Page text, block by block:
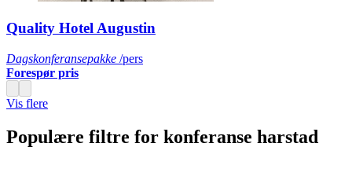
Quality Hotel Augustin
Dagskonferansepakke /pers
Forespør pris
Vis flere
Populære filtre for konferanse harstad